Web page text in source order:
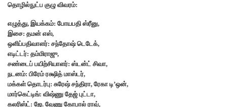
தொழில்நுட்ப குழு விவரம்:
எழுத்து, இயக்கம்: போயபதி ஸ்ரீனு,
இசை: தமன் எஸ்,
ஒளிப்பதிவாளர்: சந்தோஷ் டெடேக்,
எடிட்டர்: தம்மிராஜு,
சண்டைப் பயிற்சியாளர்: ஸ்டன்ட் சிவா,
நடனம்: பிரேம் ரக்ஷித் மாஸ்டர்,
மக்கள் தொடர்பு: சுரேஷ் சந்திரா, ரேகா டி’ஒன்,
மார்கெட்டிங்: விஷ்ணு தேஜ் புட்டா,
கலரிஸ்ட்: ஜே. வேணு கோபால் ராவ்,